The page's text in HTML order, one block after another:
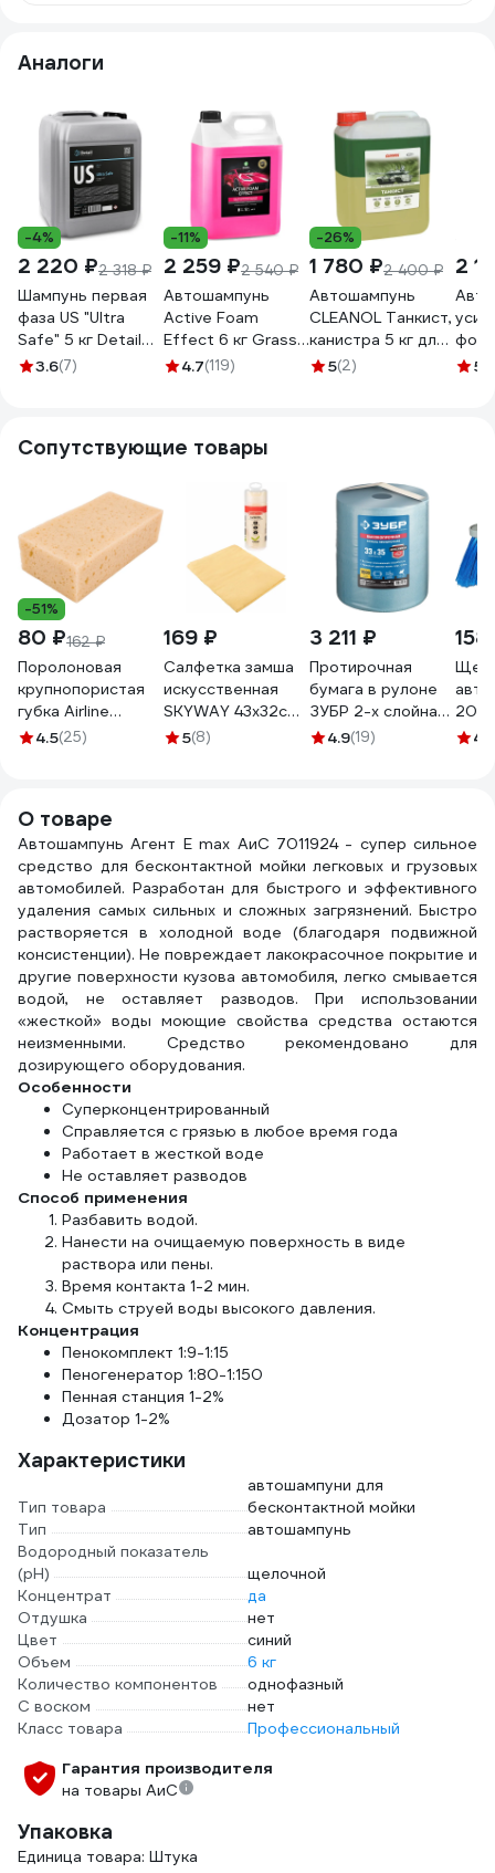
Аналоги
-4%
2 220 ₽2 318 ₽
Шампунь первая
фаза US "Ultra
Safe" 5 кг Detail
DT-0280
3.6(7)
-11%
2 259 ₽2 540 ₽
Автошампунь
Active Foam
Effect 6 кг Grass
113111
4.7(119)
-26%
1 780 ₽2 400 ₽
Автошампунь
CLEANOL Танкист,
канистра 5 кг для
бесконтактной
5(2)
2
5
Сопутствующие товары
-51%
80 ₽162 ₽
Поролоновая
крупнопористая
губка Airline
ABTN008
4.5(25)
169 ₽
Салфетка замша
искусственная
SKYWAY 43х32см
малая в тубе
5(8)
3 211 ₽
Протирочная
бумага в рулоне
ЗУБР 2-х слойная,
33х35 см, 1000
4.9(19)
158
20
4.8
О товаре
Автошампунь Агент Е max АиС 7011924 - супер сильное
средство для бесконтактной мойки легковых и грузовых
автомобилей. Разработан для быстрого и эффективного
удаления самых сильных и сложных загрязнений. Быстро
растворяется в холодной воде (благодаря подвижной
консистенции). Не повреждает лакокрасочное покрытие и
другие поверхности кузова автомобиля, легко смывается
водой, не оставляет разводов. При использовании
«жесткой» воды моющие свойства средства остаются
неизменными. Средство рекомендовано для
дозирующего оборудования.
Особенности
Суперконцентрированный
Справляется с грязью в любое время года
Работает в жесткой воде
Не оставляет разводов
Способ применения
Разбавить водой.
Нанести на очищаемую поверхность в виде
раствора или пены.
Время контакта 1-2 мин.
Смыть струей воды высокого давления.
Концентрация
Пенокомплект 1:9-1:15
Пеногенератор 1:80-1:150
Пенная станция 1-2%
Дозатор 1-2%
Характеристики
Тип товара
автошампуни для
бесконтактной мойки
Тип
автошампунь
Водородный показатель
(pH)
щелочной
Концентрат
да
Отдушка
нет
Цвет
синий
Объем
6 кг
Количество компонентов
однофазный
С воском
нет
Класс товара
Профессиональный
Гарантия производителя
на товары АиС
Упаковка
Единица товара: Штука